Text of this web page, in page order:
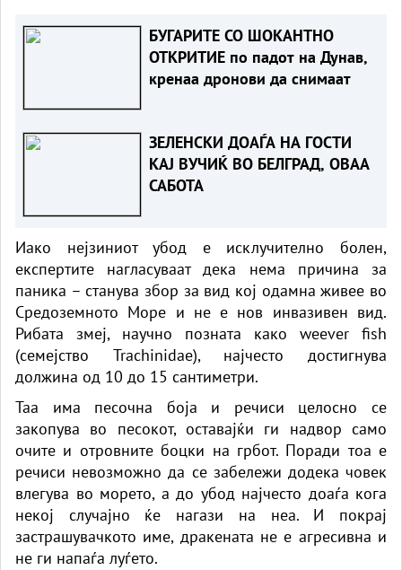
БУГАРИТЕ СО ШОКАНТНО
ОТКРИТИЕ по падот на Дунав,
кренаа дронови да снимаат
ЗЕЛЕНСКИ ДОАЃА НА ГОСТИ
КАЈ ВУЧИЌ ВО БЕЛГРАД, ОВАА
САБОТА
Иако нејзиниот убод е исклучително болен,
експертите нагласуваат дека нема причина за
паника – станува збор за вид кој одамна живее во
Средоземното Море и не е нов инвазивен вид.
Рибата змеј, научно позната како weever fish
(семејство Trachinidae), најчесто достигнува
должина од 10 до 15 сантиметри.
Таа има песочна боја и речиси целосно се
закопува во песокот, оставајќи ги надвор само
очите и отровните боцки на грбот. Поради тоа е
речиси невозможно да се забележи додека човек
влегува во морето, а до убод најчесто доаѓа кога
некој случајно ќе нагази на неа. И покрај
застрашувачкото име, дракената не е агресивна и
не ги напаѓа луѓето.